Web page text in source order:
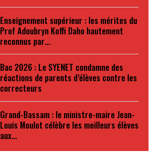
Enseignement supérieur : les mérites du
Prof Adoubryn Koffi Daho hautement
reconnus par…
Bac 2026 : Le SYENET condamne des
réactions de parents d’élèves contre les
correcteurs
Grand-Bassam : le ministre-maire Jean-
Louis Moulot célèbre les meilleurs élèves
aux…